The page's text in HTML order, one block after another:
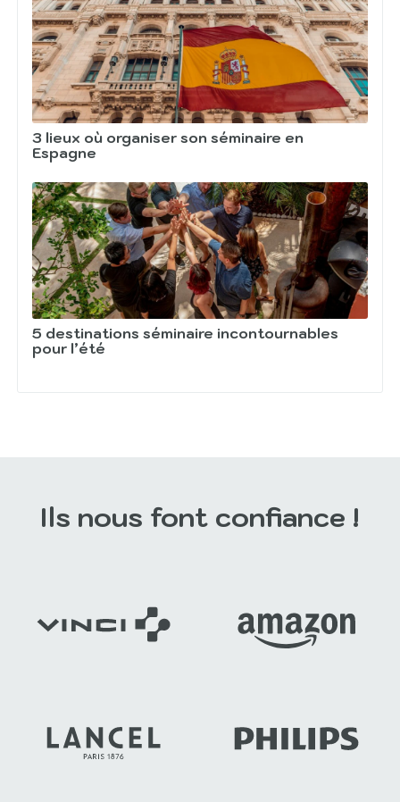
3 lieux où organiser son séminaire en
Espagne
5 destinations séminaire incontournables
pour l’été
Ils nous font confiance !